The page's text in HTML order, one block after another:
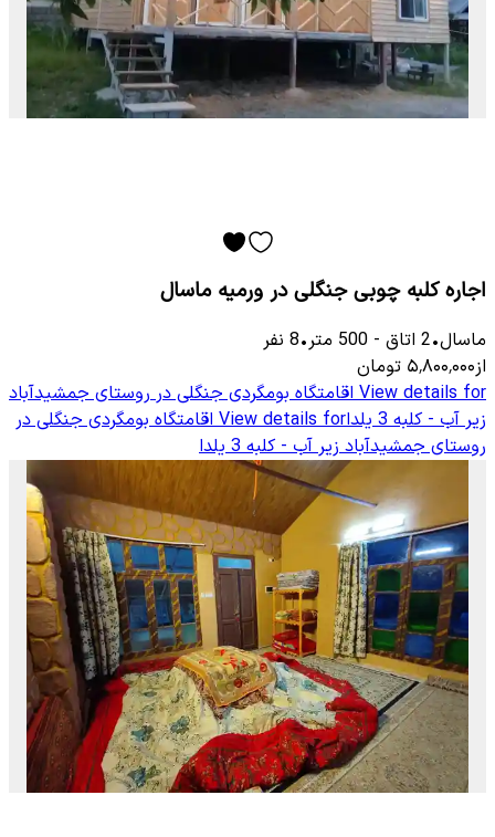
اجاره کلبه چوبی جنگلی در ورمیه ماسال
ماسال•
2 اتاق -
500 متر•
8 نفر
از۵٬۸۰۰٬۰۰۰ تومان
View details for اقامتگاه بومگردی جنگلی در روستای جمشیدآباد
زیر آب - کلبه 3 یلدا
View details for اقامتگاه بومگردی جنگلی در
روستای جمشیدآباد زیر آب - کلبه 3 یلدا